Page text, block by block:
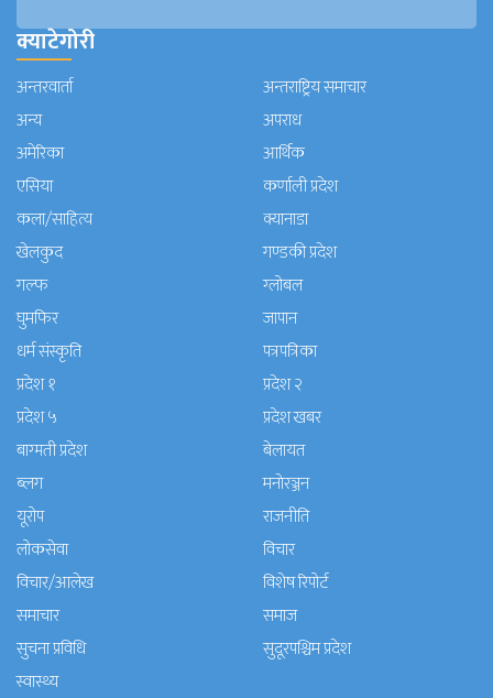
क्याटेगोरी
अन्तरवार्ता
अन्तराष्ट्रिय समाचार
अन्य
अपराध
अमेरिका
आर्थिक
एसिया
कर्णाली प्रदेश
कला/साहित्य
क्यानाडा
खेलकुद
गण्डकी प्रदेश
गल्फ
ग्लोबल
घुमफिर
जापान
धर्म संस्कृति
पत्रपत्रिका
प्रदेश १
प्रदेश २
प्रदेश ५
प्रदेश खबर
बाग्मती प्रदेश
बेलायत
ब्लग
मनाेरञ्जन
यूरोप
राजनीति
लोकसेवा
विचार
विचार/आलेख
विशेष रिपोर्ट
समाचार
समाज
सुचना प्रविधि
सुदूरपश्चिम प्रदेश
स्वास्थ्य